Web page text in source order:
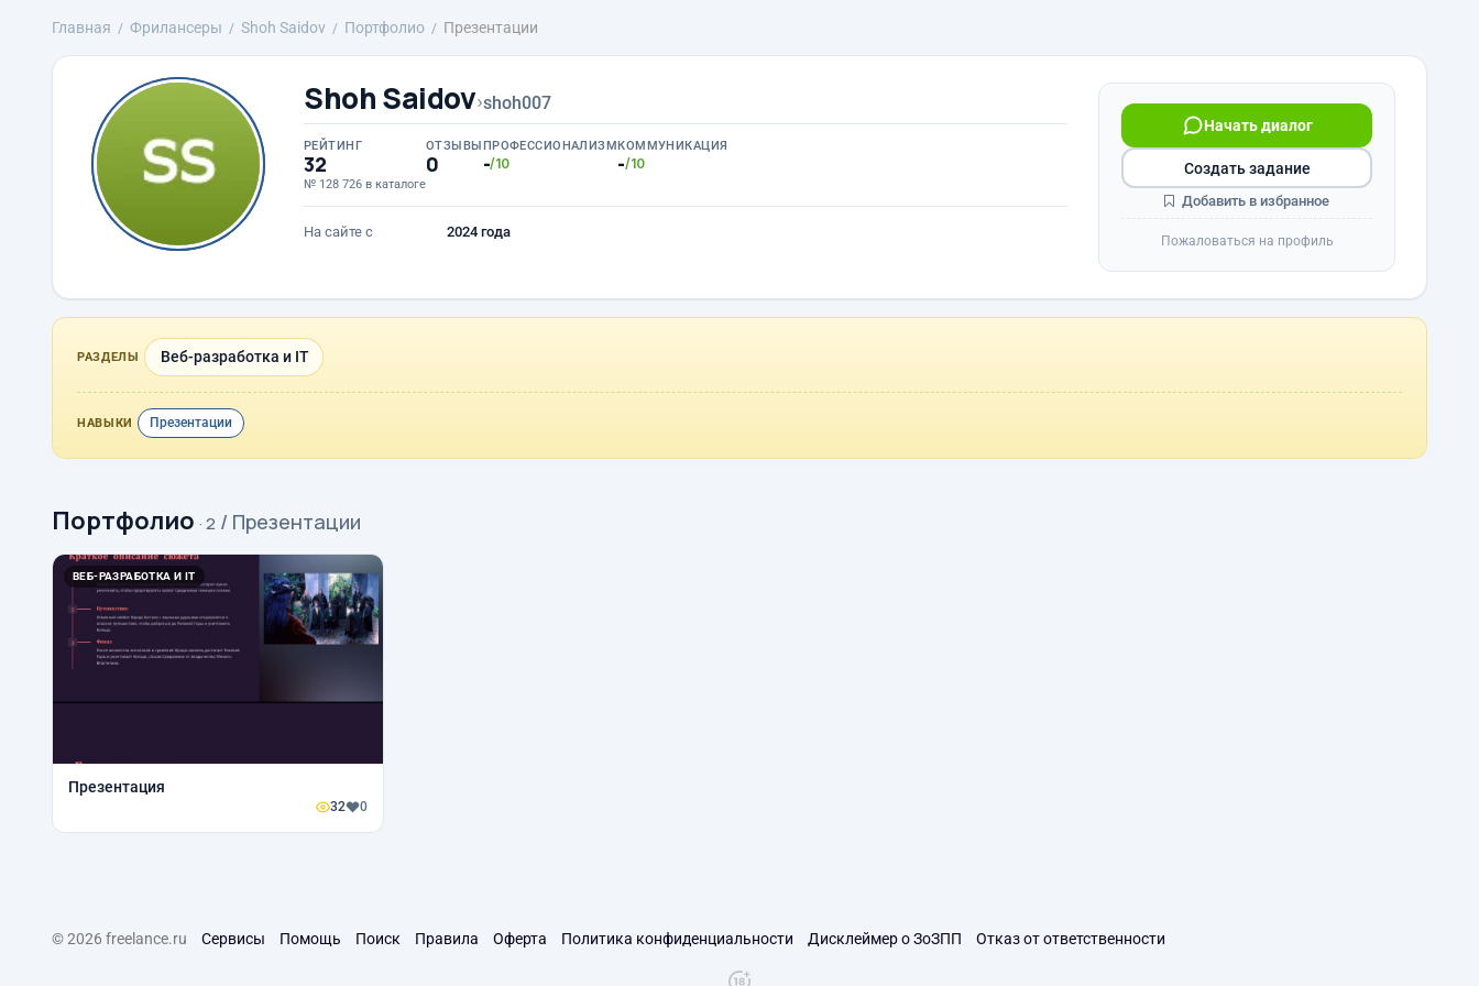
Главная Фрилансеры Shoh Saidov Портфолио Презентации
Shoh Saidov›shoh007
РЕЙТИНГ
32
№ 128 726 в каталоге
ОТЗЫВЫ
0
ПРОФЕССИОНАЛИЗМ
-/10
КОММУНИКАЦИЯ
-/10
На сайте с 2024 года
Начать диалог
Создать задание
Добавить в избранное
Пожаловаться на профиль
РАЗДЕЛЫ Веб-разработка и IT
НАВЫКИ Презентации
Портфолио · 2 / Презентации
ВЕБ-РАЗРАБОТКА И IT
Презентация
32 0
© 2026 freelance.ru Сервисы Помощь Поиск Правила Оферта Политика конфиденциальности Дисклеймер о ЗоЗПП Отказ от ответственности